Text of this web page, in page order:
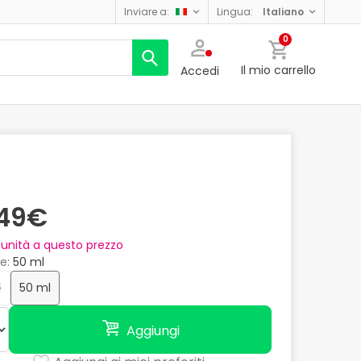
inviare a: lingua: italiano
Accedi
0
Il mio carrello
unità a questo prezzo
50 ml
50 ml
Aggiungi